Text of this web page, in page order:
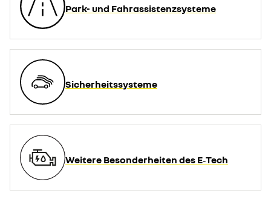
Park- und Fahrassistenzsysteme
Sicherheitssysteme
Weitere Besonderheiten des E‑Tech